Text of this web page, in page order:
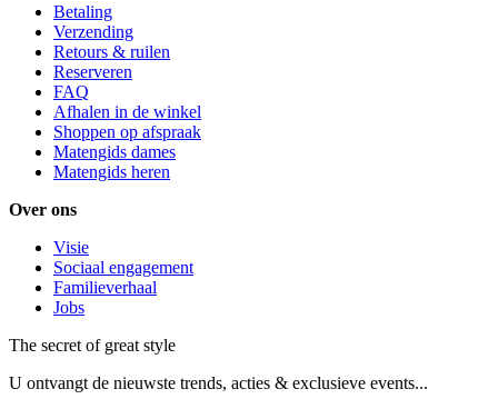
Betaling
Verzending
Retours & ruilen
Reserveren
FAQ
Afhalen in de winkel
Shoppen op afspraak
Matengids dames
Matengids heren
Over ons
Visie
Sociaal engagement
Familieverhaal
Jobs
The secret of great style
U ontvangt de nieuwste trends, acties & exclusieve events...